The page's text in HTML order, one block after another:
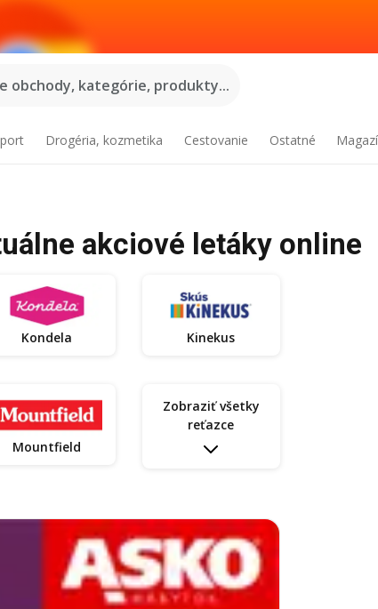
obchody, kategórie, produkty...
Drogéria, kozmetika Cestovanie Ostatné
akciové letáky online
Kondela Kinekus
Mountfield
Zobraziť všetky
reťazce